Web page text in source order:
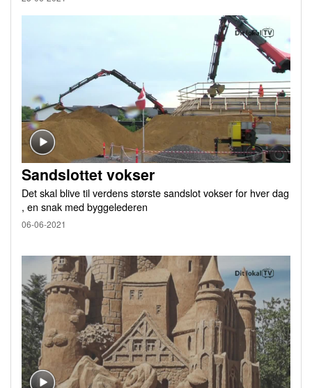
Sandslottet vokser
Det skal blive til verdens største sandslot vokser for hver dag
, en snak med byggelederen
06-06-2021